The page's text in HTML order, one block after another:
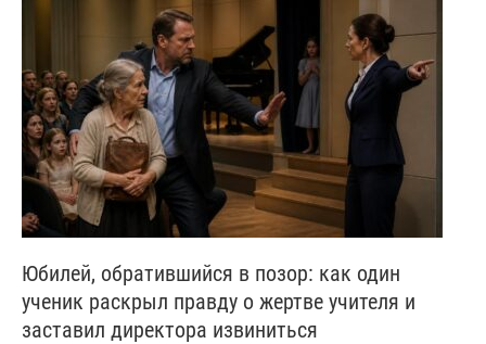
Юбилей, обратившийся в позор: как один
ученик раскрыл правду о жертве учителя и
заставил директора извиниться